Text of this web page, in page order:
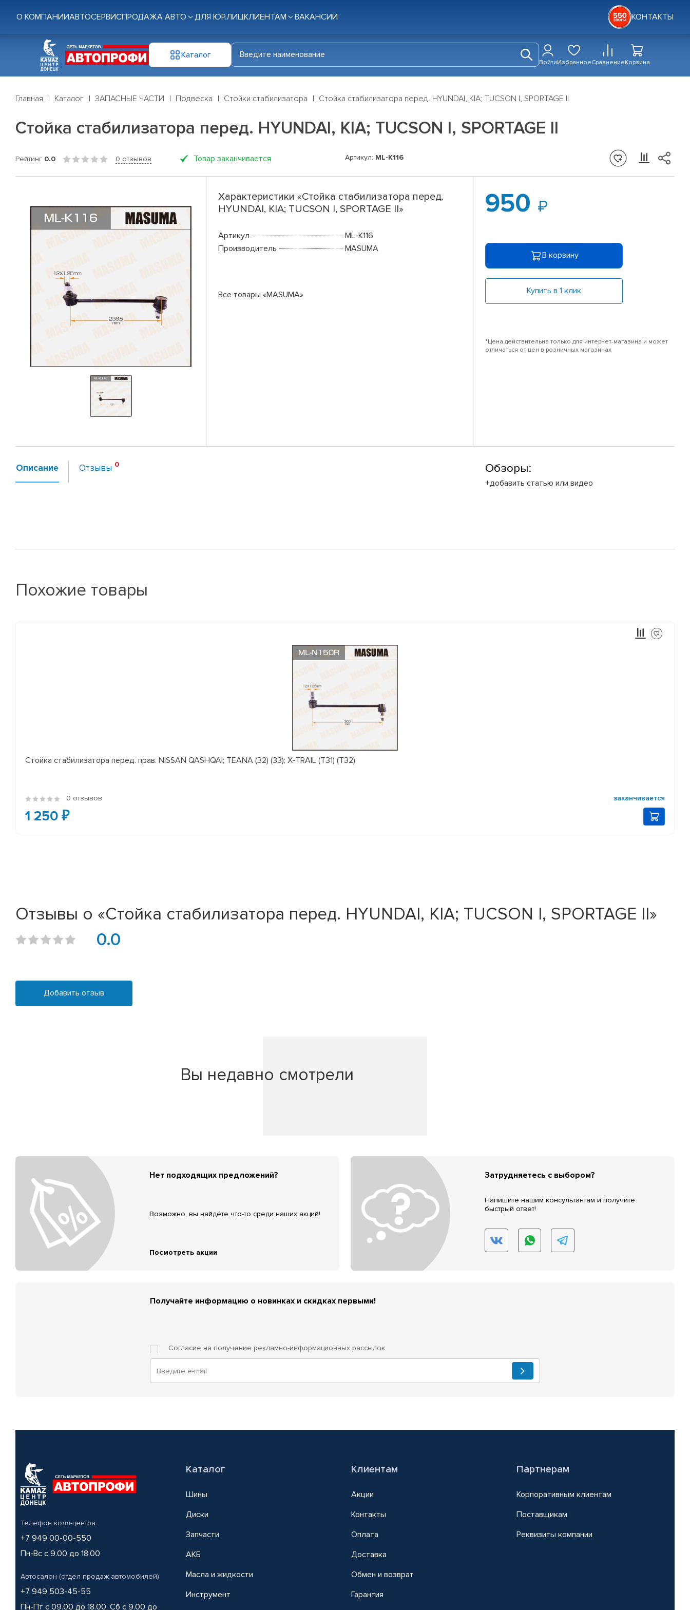
О КОМПАНИИАВТОСЕРВИСПРОДАЖА АВТО ДЛЯ ЮР.ЛИЦКЛИЕНТАМ ВАКАНСИИ КОНТАКТЫ
Каталог
ВойтиИзбранноеСравнениеКорзина
Главная Каталог ЗАПАСНЫЕ ЧАСТИ Подвеска Стойки стабилизатора Стойка стабилизатора перед. HYUNDAI, KIA; TUCSON I, SPORTAGE II
Стойка стабилизатора перед. HYUNDAI, KIA; TUCSON I, SPORTAGE II
Рейтинг 0.0 0 отзывов Товар заканчивается Артикул: ML-K116
Характеристики «Стойка стабилизатора перед.
HYUNDAI, KIA; TUCSON I, SPORTAGE II»
Артикул
ML-K116
Производитель
MASUMA
Все товары «MASUMA»
950
В корзину
Купить в 1 клик
*Цена действительна только для интернет-магазина и может
отличаться от цен в розничных магазинах
Описание Отзывы Обзоры:
+добавить статью или видео
Похожие товары
Стойка стабилизатора перед. прав. NISSAN QASHQAI; TEANA (32) (33); X-TRAIL (T31) (T32)
0 отзывов заканчивается
1 250 ₽
Отзывы о «Стойка стабилизатора перед. HYUNDAI, KIA; TUCSON I, SPORTAGE II»
0.0
Добавить отзыв
Вы недавно смотрели
Нет подходящих предложений?
Возможно, вы найдёте что-то среди наших акций!
Посмотреть акции
Затрудняетесь с выбором?
Напишите нашим консультантам и получите
быстрый ответ!
Получайте информацию о новинках и скидках первыми!
Согласие на получение рекламно-информационных рассылок
Телефон колл-центра
+7 949 00-00-550
Пн-Вс с 9.00 до 18.00
Автосалон (отдел продаж автомобилей)
+7 949 503-45-55
Пн-Пт с 09.00 до 18.00, Сб с 9.00 до
Каталог
Шины
Диски
Запчасти
АКБ
Масла и жидкости
Инструмент
Клиентам
Акции
Контакты
Оплата
Доставка
Обмен и возврат
Гарантия
Партнерам
Корпоративным клиентам
Поставщикам
Реквизиты компании